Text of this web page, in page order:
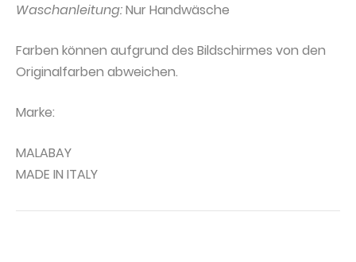
Waschanleitung:Nur Handwäsche
Farben können aufgrund des Bildschirmes von den
Originalfarben abweichen.
Marke:
MALABAY
MADE IN ITALY